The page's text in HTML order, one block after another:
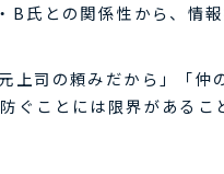
氏との関係性から、情
上司の頼みだから」「仲
ぐことには限界があるこ